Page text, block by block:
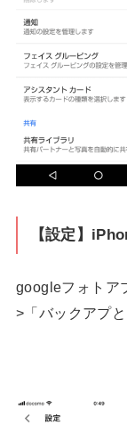
【設定】
googleフォトア
>「バックアプ